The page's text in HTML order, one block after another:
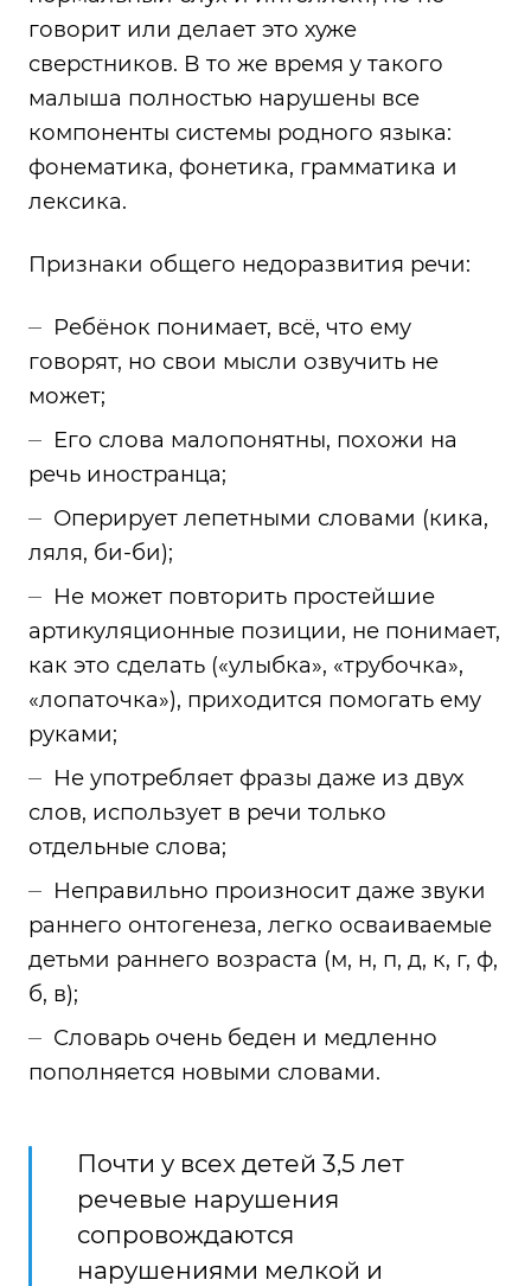
говорит или делает это хуже
сверстников. В то же время у такого
малыша полностью нарушены все
компоненты системы родного языка:
фонематика, фонетика, грамматика и
лексика.
Признаки общего недоразвития речи:
Ребёнок понимает, всё, что ему
говорят, но свои мысли озвучить не
может;
Его слова малопонятны, похожи на
речь иностранца;
Оперирует лепетными словами (кика,
ляля, би-би);
Не может повторить простейшие
артикуляционные позиции, не понимает,
как это сделать («улыбка», «трубочка»,
«лопаточка»), приходится помогать ему
руками;
Не употребляет фразы даже из двух
слов, использует в речи только
отдельные слова;
Неправильно произносит даже звуки
раннего онтогенеза, легко осваиваемые
детьми раннего возраста (м, н, п, д, к, г, ф,
б, в);
Словарь очень беден и медленно
пополняется новыми словами.
Почти у всех детей 3,5 лет
речевые нарушения
сопровождаются
нарушениями мелкой и